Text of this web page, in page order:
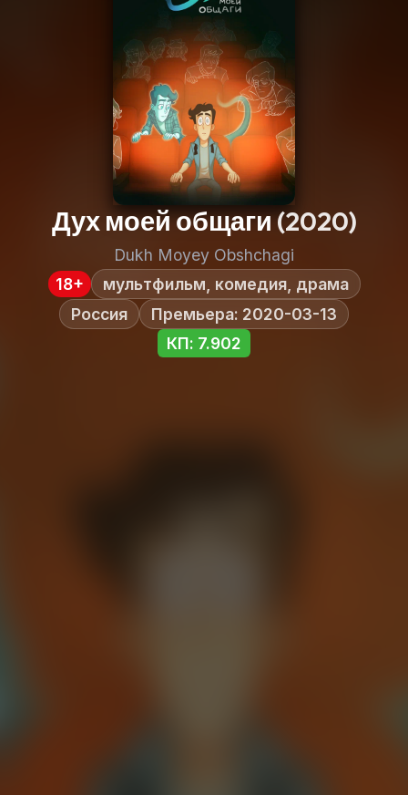
Дух моей общаги(2020)
Dukh Moyey Obshchagi
18+
мультфильм, комедия, драма
Россия
Премьера: 2020-03-13
КП: 7.902